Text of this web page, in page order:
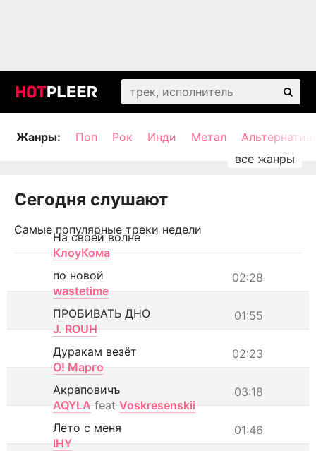
Жанры: Поп Рок Инди Метал
Сегодня слушают
Самые популярные треки недели
На своей волне
КлоуКома
02:28
по новой
wastetime
01:55
ПРОБИВАТЬ ДНО
J. ROUH
02:23
Дуракам везёт
О! Марго
03:18
Акраповичъ
AQYLA feat Voskresenskii
01:46
Лето с меня
IHY